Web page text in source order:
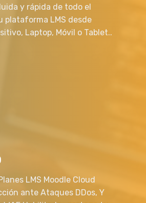
y rápida de todo el
plataforma LMS desde
Laptop, Móvil o Tablet..
LMS Moodle Cloud
ante Ataques DDos, Y